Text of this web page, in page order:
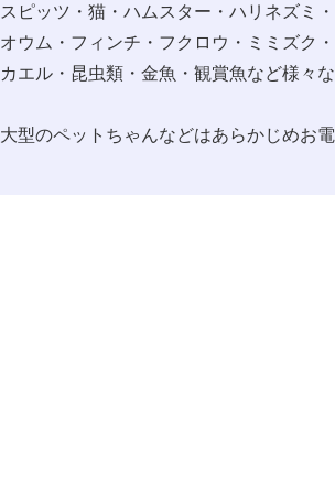
スピッツ・猫・ハムスター・ハリネズミ
オウム・フィンチ・フクロウ・ミミズク
カエル・昆虫類・金魚・観賞魚など様々
大型のペットちゃんなどはあらかじめお